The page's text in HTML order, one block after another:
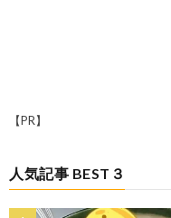
【PR】
人気記事 BEST３